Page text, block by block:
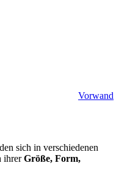
Vorwand
sich in verschiedenen
ihrerGröße, Form,